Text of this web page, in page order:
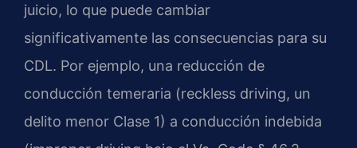
juicio, lo que puede cambiar
significativamente las consecuencias para su
CDL. Por ejemplo, una reducción de
conducción temeraria (reckless driving, un
delito menor Clase 1) a conducción indebida